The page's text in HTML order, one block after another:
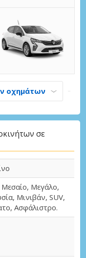
οχημάτων
σε
Μεσαίο, Μεγάλο,
Μινιβάν, SUV,
Ασφάλιστρο.